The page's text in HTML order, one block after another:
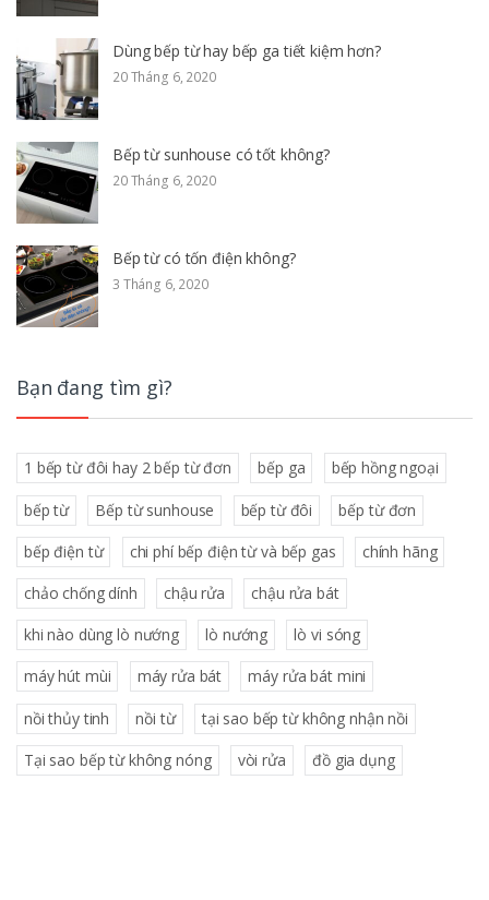
Dùng bếp từ hay bếp ga tiết kiệm hơn?
20 Tháng 6, 2020
Bếp từ sunhouse có tốt không?
20 Tháng 6, 2020
Bếp từ có tốn điện không?
3 Tháng 6, 2020
Bạn đang tìm gì?
1 bếp từ đôi hay 2 bếp từ đơn bếp ga bếp hồng ngoại
bếp từ Bếp từ sunhouse bếp từ đôi bếp từ đơn
bếp điện từ chi phí bếp điện từ và bếp gas chính hãng
chảo chống dính chậu rửa chậu rửa bát
khi nào dùng lò nướng lò nướng lò vi sóng
máy hút mùi máy rửa bát máy rửa bát mini
nồi thủy tinh nồi từ tại sao bếp từ không nhận nồi
Tại sao bếp từ không nóng vòi rửa đồ gia dụng